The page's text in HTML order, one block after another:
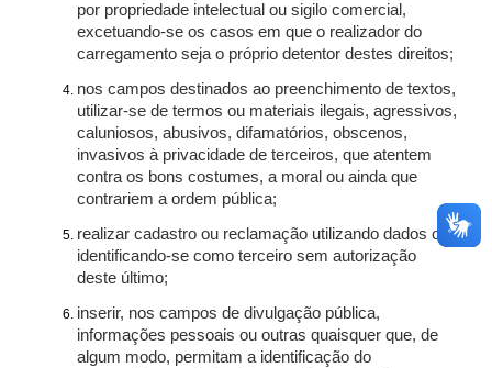
por propriedade intelectual ou sigilo comercial,
excetuando-se os casos em que o realizador do
carregamento seja o próprio detentor destes direitos;
nos campos destinados ao preenchimento de textos,
utilizar-se de termos ou materiais ilegais, agressivos,
caluniosos, abusivos, difamatórios, obscenos,
invasivos à privacidade de terceiros, que atentem
contra os bons costumes, a moral ou ainda que
contrariem a ordem pública;
realizar cadastro ou reclamação utilizando dados ou
identificando-se como terceiro sem autorização
deste último;
inserir, nos campos de divulgação pública,
informações pessoais ou outras quaisquer que, de
algum modo, permitam a identificação do